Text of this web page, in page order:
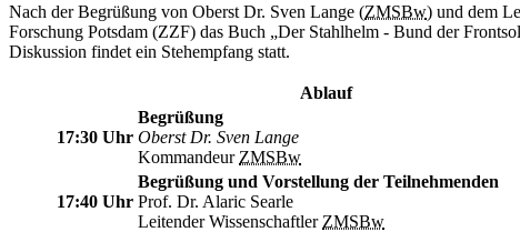
Nach der Begrüßung von Oberst Dr. Sven Lange (ZMSBw) und dem
Forschung Potsdam (ZZF) das Buch „Der Stahlhelm - Bund der
Diskussion findet ein Stehempfang statt.
Ablauf
17:30 Uhr
Begrüßung
Oberst Dr. Sven Lange
Kommandeur ZMSBw
17:40 Uhr
Begrüßung und Vorstellung der Teilnehmenden
Prof. Dr. Alaric Searle
Leitender Wissenschaftler ZMSBw